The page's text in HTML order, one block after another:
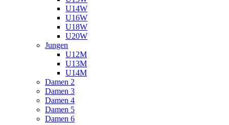
U14W
U16W
U18W
U20W
Jungen
U12M
U13M
U14M
Damen 2
Damen 3
Damen 4
Damen 5
Damen 6